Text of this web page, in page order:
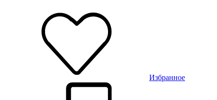
Избранное